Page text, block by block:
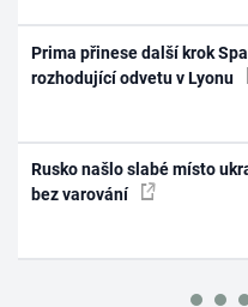
Prima přinese další krok
rozhodující odvetu v Lyonu
Rusko našlo slabé místo
bez varování